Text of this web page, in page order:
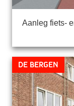
Aanleg fiets-
De Bergen